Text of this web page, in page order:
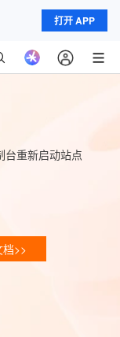
打开 APP
台重新启动站点
>>